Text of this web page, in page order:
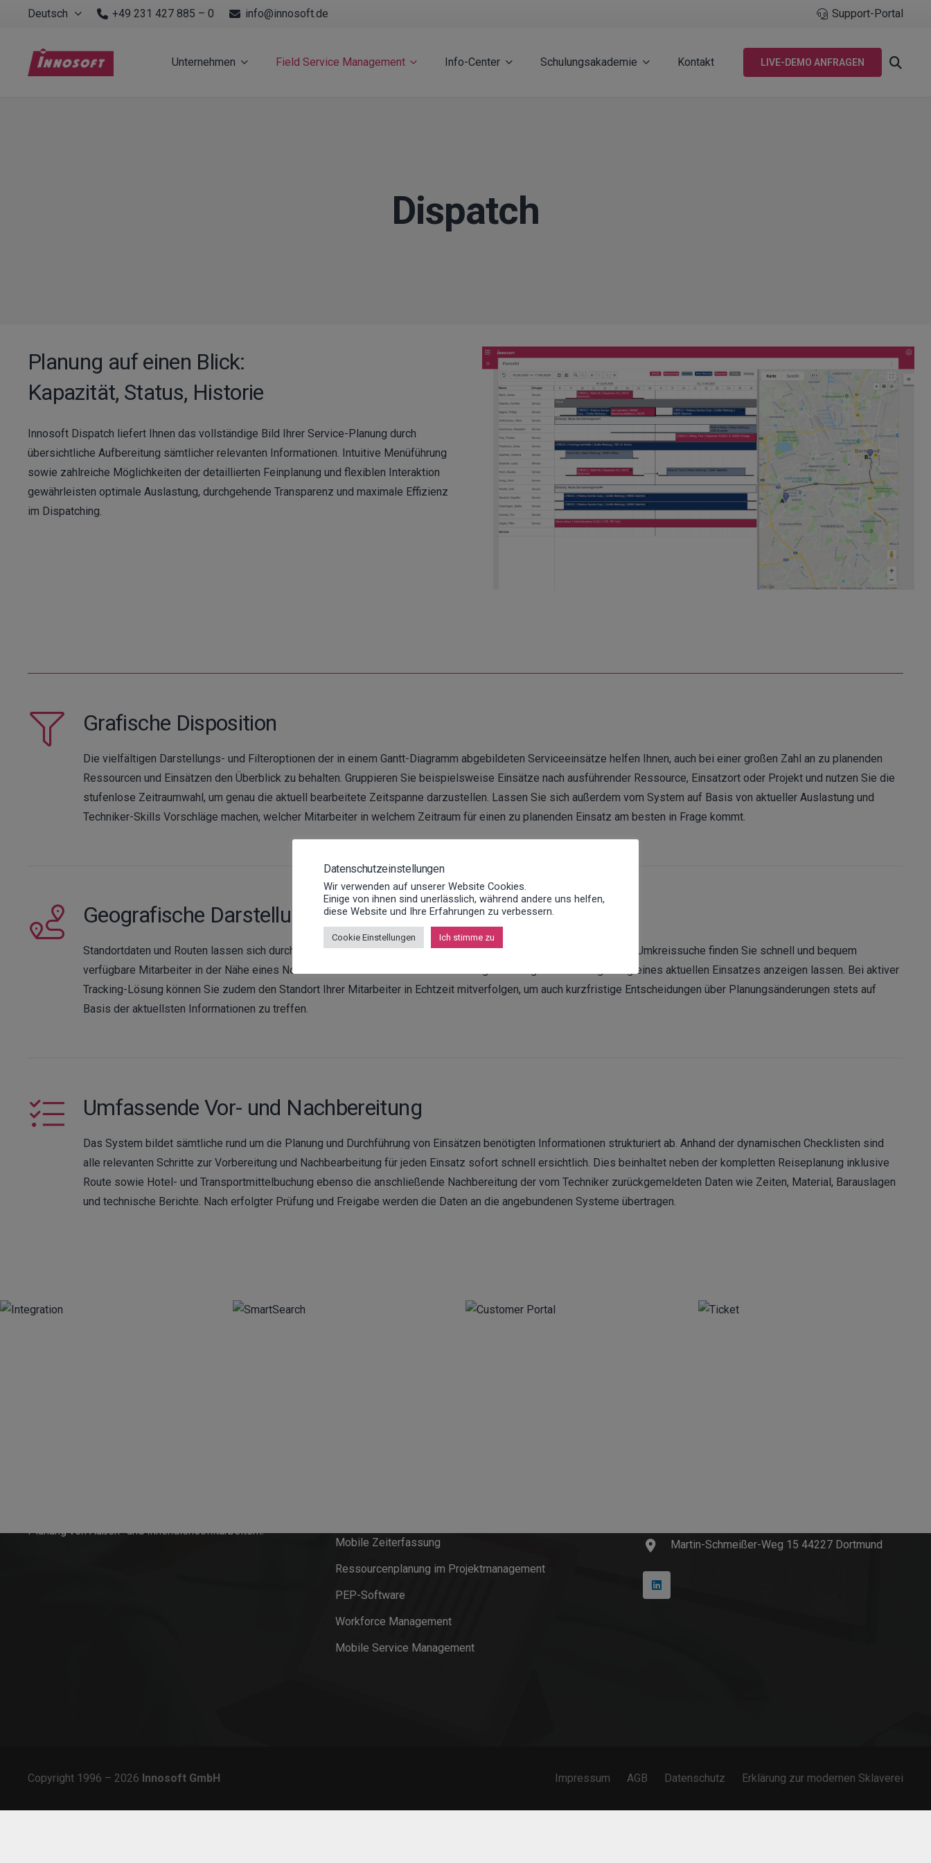
Deutsch +49 231 427 885 – 0 info@innosoft.de Support-Portal
Unternehmen Field Service Management Info-Center Schulungsakademie Kontakt LIVE-DEMO ANFRAGEN
Dispatch
Planung auf einen Blick:
Kapazität, Status, Historie
Innosoft Dispatch liefert Ihnen das vollständige Bild Ihrer Service-Planung durch
übersichtliche Aufbereitung sämtlicher relevanten Informationen. Intuitive Menüführung
sowie zahlreiche Möglichkeiten der detaillierten Feinplanung und flexiblen Interaktion
gewährleisten optimale Auslastung, durchgehende Transparenz und maximale Effizienz
im Dispatching.
Grafische Disposition
Die vielfältigen Darstellungs- und Filteroptionen der in einem Gantt-Diagramm abgebildeten Serviceeinsätze helfen Ihnen, auch bei einer großen Zahl an zu planenden
Ressourcen und Einsätzen den Überblick zu behalten. Gruppieren Sie beispielsweise Einsätze nach ausführender Ressource, Einsatzort oder Projekt und nutzen Sie die
stufenlose Zeitraumwahl, um genau die aktuell bearbeitete Zeitspanne darzustellen. Lassen Sie sich außerdem vom System auf Basis von aktueller Auslastung und
Techniker-Skills Vorschläge machen, welcher Mitarbeiter in welchem Zeitraum für einen zu planenden Einsatz am besten in Frage kommt.
Geografische Darstellung
Standortdaten und Routen lassen sich durch Integration von Google Maps TM geografisch darstellen. Mit Hilfe der Umkreissuche finden Sie schnell und bequem
verfügbare Mitarbeiter in der Nähe eines Notfalleinsatzortes oder können sich fällige Wartungen in der Umgebung eines aktuellen Einsatzes anzeigen lassen. Bei aktiver
Tracking-Lösung können Sie zudem den Standort Ihrer Mitarbeiter in Echtzeit mitverfolgen, um auch kurzfristige Entscheidungen über Planungsänderungen stets auf
Basis der aktuellsten Informationen zu treffen.
Umfassende Vor- und Nachbereitung
Das System bildet sämtliche rund um die Planung und Durchführung von Einsätzen benötigten Informationen strukturiert ab. Anhand der dynamischen Checklisten sind
alle relevanten Schritte zur Vorbereitung und Nachbearbeitung für jeden Einsatz sofort schnell ersichtlich. Dies beinhaltet neben der kompletten Reiseplanung inklusive
Route sowie Hotel- und Transportmittelbuchung ebenso die anschließende Nachbereitung der vom Techniker zurückgemeldeten Daten wie Zeiten, Material, Barauslagen
und technische Berichte. Nach erfolgter Prüfung und Freigabe werden die Daten an die angebundenen Systeme übertragen.
Planung von Außen- und Innendienstmitarbeitern.
Mobile Zeiterfassung
Ressourcenplanung im Projektmanagement
PEP-Software
Workforce Management
Mobile Service Management
Martin-Schmeißer-Weg 15 44227 Dortmund
Copyright 1996 – 2026 Innosoft GmbH Impressum AGB Datenschutz Erklärung zur modernen Sklaverei
Datenschutzeinstellungen
Wir verwenden auf unserer Website Cookies.
Einige von ihnen sind unerlässlich, während andere uns helfen,
diese Website und Ihre Erfahrungen zu verbessern.
Cookie Einstellungen Ich stimme zu